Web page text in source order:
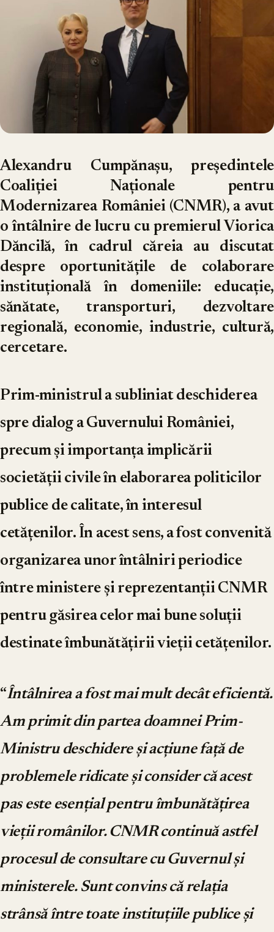
Alexandru Cumpănașu, președintele
Coaliției Naționale pentru
Modernizarea României (CNMR), a avut
o întâlnire de lucru cu premierul Viorica
Dăncilă, în cadrul căreia au discutat
despre oportunitățile de colaborare
instituțională în domeniile: educație,
sănătate, transporturi, dezvoltare
regională, economie, industrie, cultură,
cercetare.
Prim-ministrul a subliniat deschiderea
spre dialog a Guvernului României,
precum și importanța implicării
societății civile în elaborarea politicilor
publice de calitate, în interesul
cetățenilor. În acest sens, a fost convenită
organizarea unor întâlniri periodice
între ministere și reprezentanții CNMR
pentru găsirea celor mai bune soluții
destinate îmbunătățirii vieții cetățenilor.
“Întâlnirea a fost mai mult decât eficientă.
Am primit din partea doamnei Prim-
Ministru deschidere și acțiune față de
problemele ridicate și consider că acest
pas este esențial pentru îmbunătățirea
vieții românilor. CNMR continuă astfel
procesul de consultare cu Guvernul și
ministerele. Sunt convins că relația
strânsă între toate instituțiile publice și